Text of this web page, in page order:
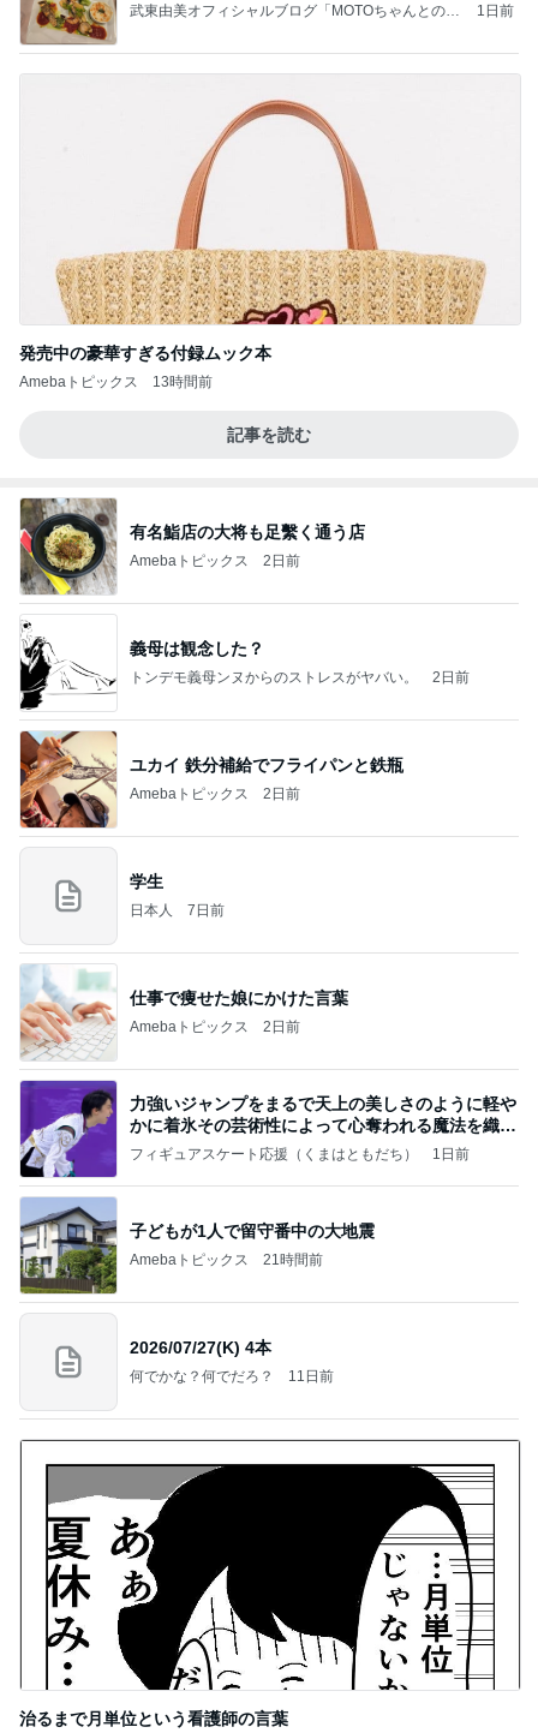
武東由美オフィシャルブログ「MOTOちゃんとのは
1日前
発売中の豪華すぎる付録ムック本
Amebaトピックス 13時間前
記事を読む
有名鮨店の大将も足繫く通う店
Amebaトピックス 2日前
義母は観念した？
トンデモ義母ンヌからのストレスがヤバい。 2日前
ユカイ 鉄分補給でフライパンと鉄瓶
Amebaトピックス 2日前
学生
日本人 7日前
仕事で痩せた娘にかけた言葉
Amebaトピックス 2日前
力強いジャンプをまるで天上の美しさのように軽や
かに着氷その芸術性によって心奪われる魔法を織り
なす
フィギュアスケート応援（くまはともだち） 1日前
子どもが1人で留守番中の大地震
Amebaトピックス 21時間前
2026/07/27(K) 4本
何でかな？何でだろ？ 11日前
治るまで月単位という看護師の言葉